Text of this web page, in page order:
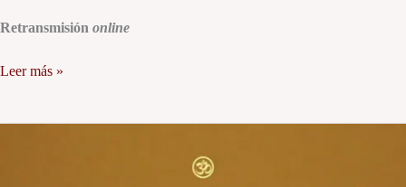
Retransmisión online
Leer más »